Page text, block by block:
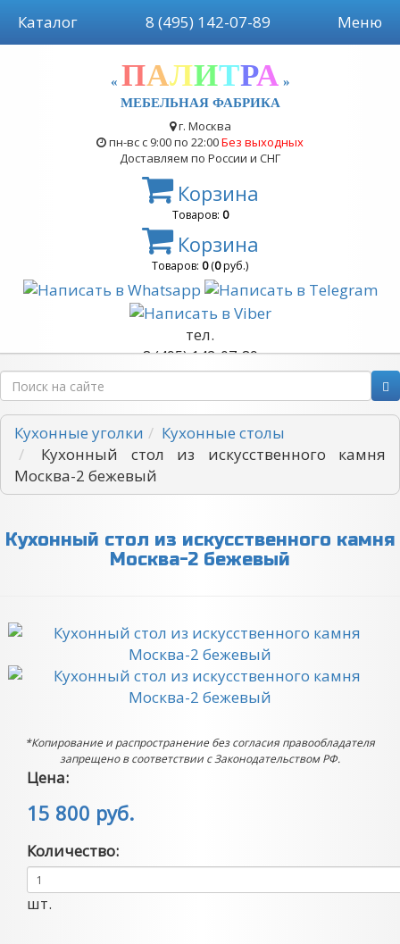
« ПАЛИТРА »
МЕБЕЛЬНАЯ ФАБРИКА
г. Москва
пн-вс с 9:00 по 22:00Без выходных
Доставляем по России и СНГ
Корзина
Товаров: 0
Корзина
Товаров: 0(0руб.)
тел.
8 (495) 142-07-89
8 (999) 822-07-89
Обратный звонок
Каталог 8 (495) 142-07-89 Меню
Кухонные уголки
Кухонные столы
Кухонный стол из искусственного камня
Москва-2 бежевый
Кухонный стол из искусственного камня
Москва-2 бежевый
*Копирование и распространение без согласия правообладателя
запрещено в соответствии с Законодательством РФ.
Цена:
15 800 руб.
Количество:
шт.